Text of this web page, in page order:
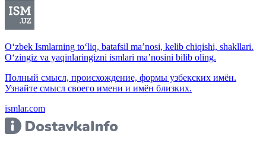
O‘zbek Ismlarning to‘liq, batafsil ma’nosi, kelib chiqishi, shakllari.
O‘zingiz va yaqinlaringizni ismlari ma’nosini bilib oling.
Полный смысл, происхождение, формы узбекских имён.
Узнайте смысл своего имени и имён близких.
ismlar.com